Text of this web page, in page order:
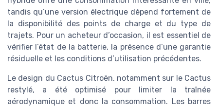
tandis qu’une version électrique dépend fortement de
la disponibilité des points de charge et du type de
trajets. Pour un acheteur d’occasion, il est essentiel de
vérifier l’état de la batterie, la présence d’une garantie
résiduelle et les conditions d’utilisation précédentes.
Le design du Cactus Citroën, notamment sur le Cactus
restylé, a été optimisé pour limiter la traînée
aérodynamique et donc la consommation. Les barres